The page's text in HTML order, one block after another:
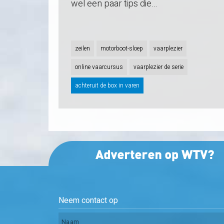
wel een paar tips die…
zeilen motorboot-sloep vaarplezier
online vaarcursus vaarplezier de serie
achteruit de box in varen
Neem contact op